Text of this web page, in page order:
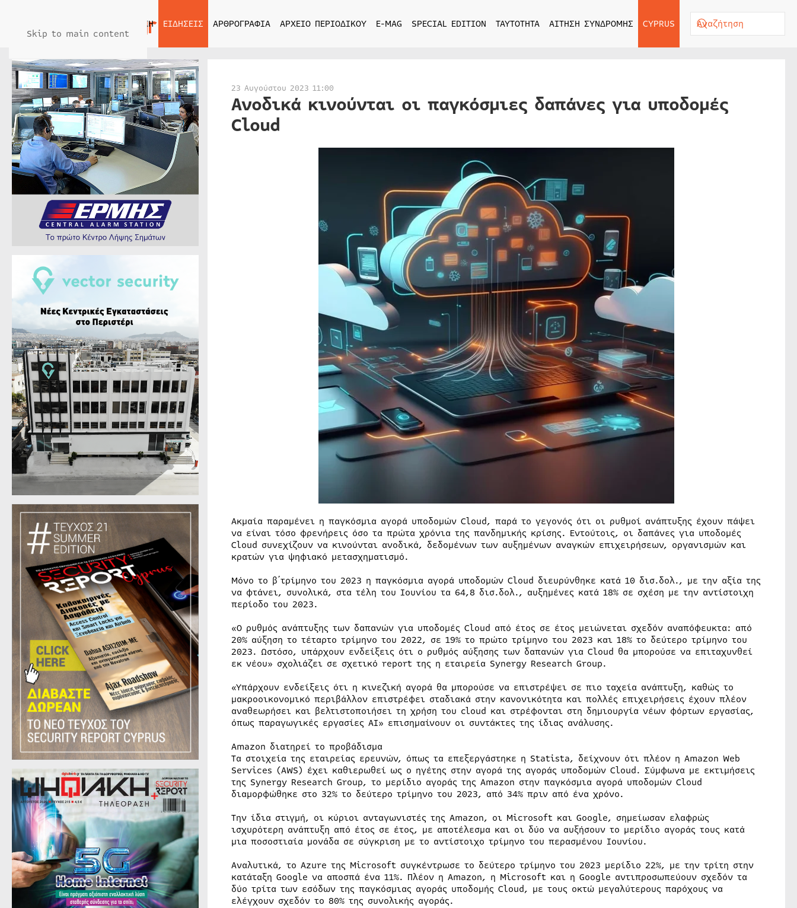
Skip to main content
ΑΡΧΙΚΗ ΕΙΔΗΣΕΙΣ ΑΡΘΡΟΓΡΑΦΙΑ ΑΡΧΕΙΟ ΠΕΡΙΟΔΙΚΟΥ E-MAG SPECIAL EDITION ΤΑΥΤΟΤΗΤΑ ΑΙΤΗΣΗ ΣΥΝΔΡΟΜΗΣ CYPRUS
23 Αυγούστου 2023 11:00
Ανοδικά κινούνται οι παγκόσμιες δαπάνες για υποδομές
Cloud
Ακμαία παραμένει η παγκόσμια αγορά υποδομών Cloud, παρά το γεγονός ότι οι ρυθμοί ανάπτυξης έχουν πάψει
να είναι τόσο φρενήρεις όσο τα πρώτα χρόνια της πανδημικής κρίσης. Εντούτοις, οι δαπάνες για υποδομές
Cloud συνεχίζουν να κινούνται ανοδικά, δεδομένων των αυξημένων αναγκών επιχειρήσεων, οργανισμών και
κρατών για ψηφιακό μετασχηματισμό.
Μόνο το β΄τρίμηνο του 2023 η παγκόσμια αγορά υποδομών Cloud διευρύνθηκε κατά 10 δισ.δολ., με την αξία της
να φτάνει, συνολικά, στα τέλη του Ιουνίου τα 64,8 δισ.δολ., αυξημένες κατά 18% σε σχέση με την αντίστοιχη
περίοδο του 2023.
«Ο ρυθμός ανάπτυξης των δαπανών για υποδομές Cloud από έτος σε έτος μειώνεται σχεδόν αναπόφευκτα: από
20% αύξηση το τέταρτο τρίμηνο του 2022, σε 19% το πρώτο τρίμηνο του 2023 και 18% το δεύτερο τρίμηνο του
2023. Ωστόσο, υπάρχουν ενδείξεις ότι ο ρυθμός αύξησης των δαπανών για Cloud θα μπορούσε να επιταχυνθεί
εκ νέου» σχολιάζει σε σχετικό report της η εταιρεία Synergy Research Group.
«Υπάρχουν ενδείξεις ότι η κινεζική αγορά θα μπορούσε να επιστρέψει σε πιο ταχεία ανάπτυξη, καθώς το
μακροοικονομικό περιβάλλον επιστρέφει σταδιακά στην κανονικότητα και πολλές επιχειρήσεις έχουν πλέον
αναθεωρήσει και βελτιστοποιήσει τη χρήση του cloud και στρέφονται στη δημιουργία νέων φόρτων εργασίας,
όπως παραγωγικές εργασίες AI» επισημαίνουν οι συντάκτες της ίδιας ανάλυσης.
Amazon διατηρεί το προβάδισμα
Τα στοιχεία της εταιρείας ερευνών, όπως τα επεξεργάστηκε η Statista, δείχνουν ότι πλέον η Amazon Web
Services (AWS) έχει καθιερωθεί ως ο ηγέτης στην αγορά της αγοράς υποδομών Cloud. Σύμφωνα με εκτιμήσεις
της Synergy Research Group, το μερίδιο αγοράς της Amazon στην παγκόσμια αγορά υποδομών Cloud
διαμορφώθηκε στο 32% το δεύτερο τρίμηνο του 2023, από 34% πριν από ένα χρόνο.
Την ίδια στιγμή, οι κύριοι ανταγωνιστές της Amazon, οι Microsoft και Google, σημείωσαν ελαφρώς
ισχυρότερη ανάπτυξη από έτος σε έτος, με αποτέλεσμα και οι δύο να αυξήσουν το μερίδιο αγοράς τους κατά
μια ποσοστιαία μονάδα σε σύγκριση με το αντίστοιχο τρίμηνο του περασμένου Ιουνίου.
Αναλυτικά, το Azure της Microsoft συγκέντρωσε το δεύτερο τρίμηνο του 2023 μερίδιο 22%, με την τρίτη στην
κατάταξη Google να αποσπά ένα 11%. Πλέον η Amazon, η Microsoft και η Google αντιπροσωπεύουν σχεδόν τα
δύο τρίτα των εσόδων της παγκόσμιας αγοράς υποδομής Cloud, με τους οκτώ μεγαλύτερους παρόχους να
ελέγχουν σχεδόν το 80% της συνολικής αγοράς.